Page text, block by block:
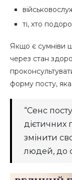
ті, хто
Якщо є сумніви
через стан
форму посту,
“Сенс
дієтичних
змінити
людей, до